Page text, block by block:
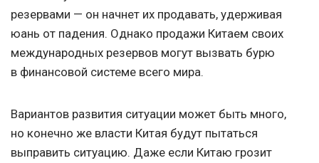
резервами — он начнет их продавать, удерживая
юань от падения. Однако продажи Китаем своих
международных резервов могут вызвать бурю
в финансовой системе всего мира.
Вариантов развития ситуации может быть много,
но конечно же власти Китая будут пытаться
выправить ситуацию. Даже если Китаю грозит